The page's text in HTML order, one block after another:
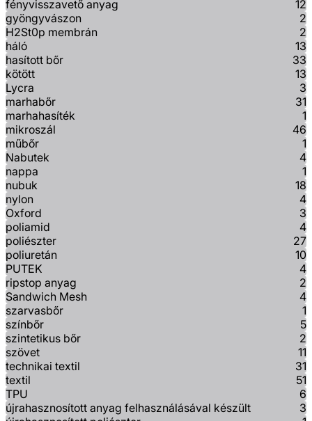
fényvisszavető anyag
12
gyöngyvászon
2
H2St0p membrán
2
háló
13
hasított bőr
33
kötött
13
Lycra
3
marhabőr
31
marhahasíték
1
mikroszál
46
műbőr
1
Nabutek
4
nappa
1
nubuk
18
nylon
4
Oxford
3
poliamid
4
poliészter
27
poliuretán
10
PUTEK
4
ripstop anyag
2
Sandwich Mesh
4
szarvasbőr
1
színbőr
5
szintetikus bőr
2
szövet
11
technikai textil
31
textil
51
TPU
6
újrahasznosított anyag felhasználásával készült
3